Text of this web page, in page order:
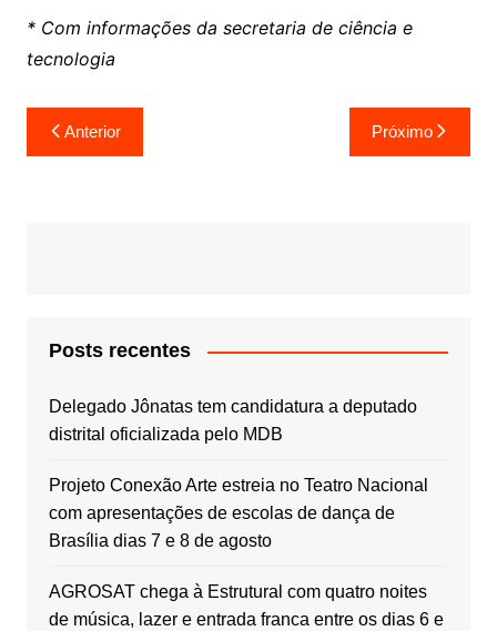
* Com informações da secretaria de ciência e
tecnologia
Navegação
de
Anterior Próximo
Posts recentes
Delegado Jônatas tem candidatura a deputado
distrital oficializada pelo MDB
Projeto Conexão Arte estreia no Teatro Nacional
com apresentações de escolas de dança de
Brasília dias 7 e 8 de agosto
AGROSAT chega à Estrutural com quatro noites
de música, lazer e entrada franca entre os dias 6 e